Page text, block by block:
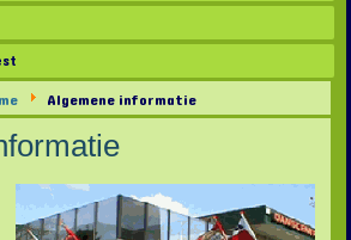
Algemene informatie